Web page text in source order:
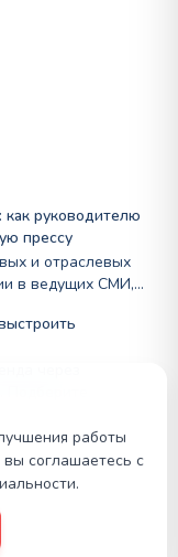
руководителю
прессу
и отраслевых
в ведущих СМИ,
бюджету, стройте
работы
соглашаетесь с